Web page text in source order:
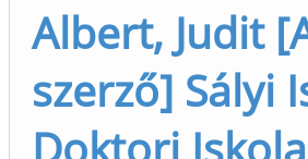
Albert, Judit
szerző] Sályi